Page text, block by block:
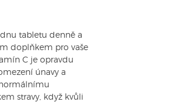
tabletu denně a
doplňkem pro vaše
C je opravdu
únavy a
stravy, když kvůli